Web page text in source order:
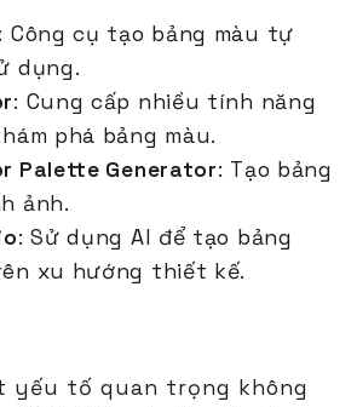
: Công cụ tạo bảng màu tự
dụng.
: Cung cấp nhiều tính năng
phá bảng màu.
Palette Generator: Tạo bảng
ảnh.
: Sử dụng AI để tạo bảng
xu hướng thiết kế.
yếu tố quan trọng không